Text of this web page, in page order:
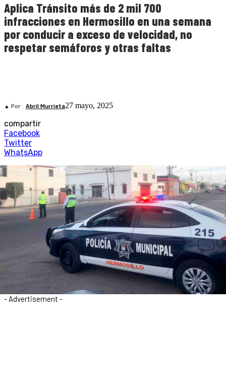
Aplica Tránsito más de 2 mil 700
infracciones en Hermosillo en una semana
por conducir a exceso de velocidad, no
respetar semáforos y otras faltas
▲ Por Abril Murrieta27 mayo, 2025
compartir
Facebook
Twitter
WhatsApp
- Advertisement -